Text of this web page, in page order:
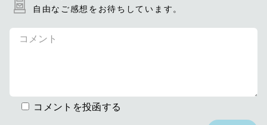
自由なご感想をお待ちしています。
コメントを投函する